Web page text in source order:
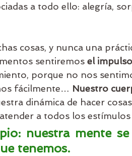
a todo ello: alegría,
cosas, y nunca una
sentiremos el
porque no nos
fácilmente… Nuestro
dinámica de hacer
a todos los
nuestra mente
tenemos.